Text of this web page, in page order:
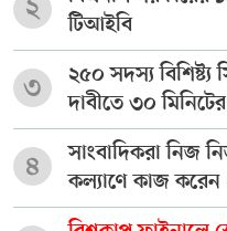
২
টিআইবি
৩
২৫০ সদস্য
দাবীতে ৩০
৪
সাংবাদিকরা নিজ
কল্যাণে কাজ করেন